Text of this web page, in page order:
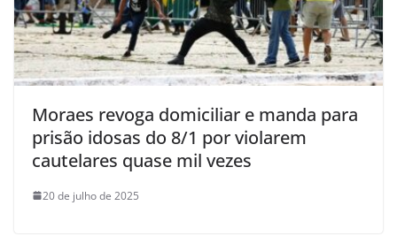
Moraes revoga domiciliar e manda para
prisão idosas do 8/1 por violarem
cautelares quase mil vezes
20 de julho de 2025